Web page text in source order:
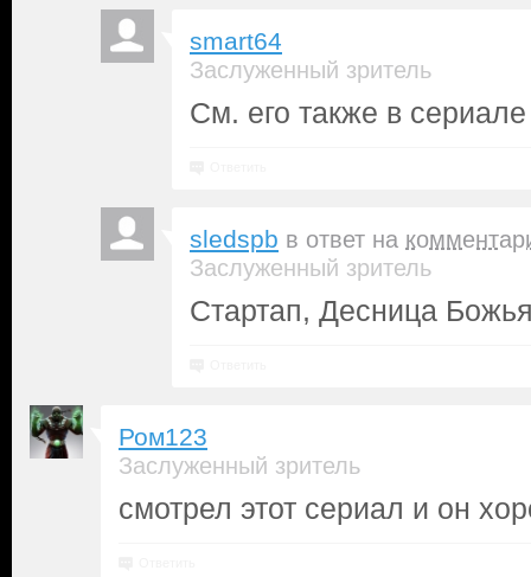
smart64
Заслуженный зритель
См. его также в
sledspb в ответ на
Заслуженный зритель
Стартап, Десница
Ром123
Заслуженный зритель
смотрел этот сериал и он